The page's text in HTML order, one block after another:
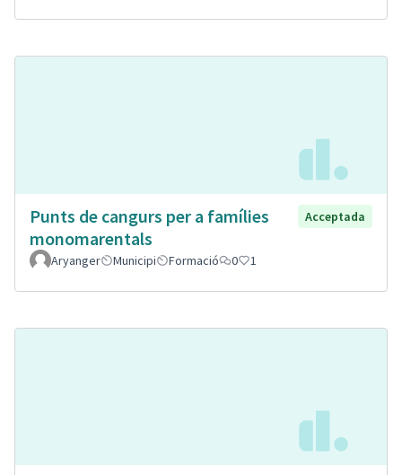
Punts de cangurs per a famílies
monomarentals
Acceptada
Aryanger Municipi Formació 0 1